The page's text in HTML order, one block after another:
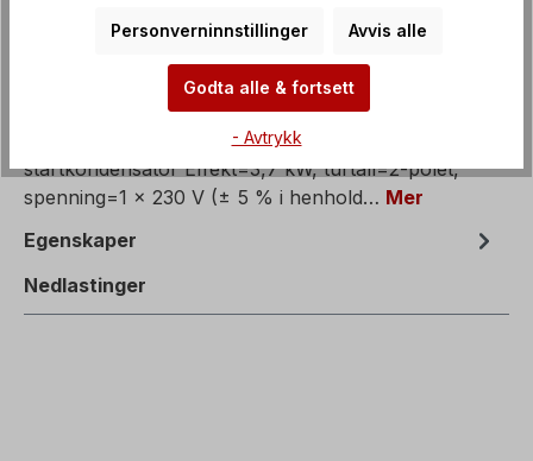
AC-motor, enfaset motor med drifts- og
startkondensator Effekt=3,7 kW, turtall=2-polet,
spenning=1 x 230 V (± 5 % i henhold… Mer
Egenskaper
Nedlastinger
Personverninnstillinger Avvis alle
Godta alle & fortsett
- Avtrykk